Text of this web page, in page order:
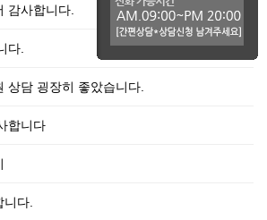
감사합니다.
다.
상담 굉장히 좋았습니다.
합니다
다.